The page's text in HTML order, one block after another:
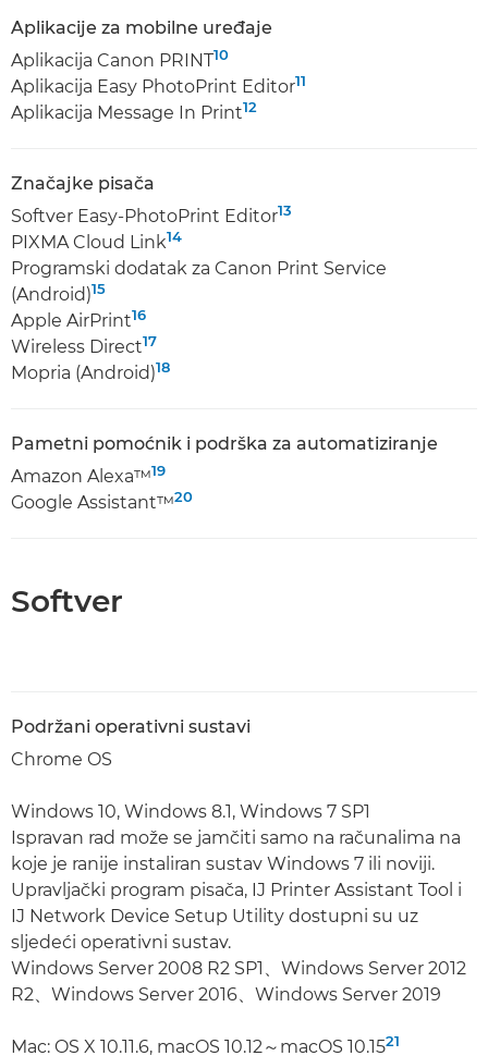
Aplikacije za mobilne uređaje
Aplikacija Canon PRINT10
Aplikacija Easy PhotoPrint Editor11
Aplikacija Message In Print12
Značajke pisača
Softver Easy-PhotoPrint Editor13
PIXMA Cloud Link14
Programski dodatak za Canon Print Service
(Android)15
Apple AirPrint16
Wireless Direct17
Mopria (Android)18
Pametni pomoćnik i podrška za automatiziranje
Amazon Alexa™19
Google Assistant™20
Softver
Podržani operativni sustavi
Chrome OS
Windows 10, Windows 8.1, Windows 7 SP1
Ispravan rad može se jamčiti samo na računalima na
koje je ranije instaliran sustav Windows 7 ili noviji.
Upravljački program pisača, IJ Printer Assistant Tool i
IJ Network Device Setup Utility dostupni su uz
sljedeći operativni sustav.
Windows Server 2008 R2 SP1、Windows Server 2012
R2、Windows Server 2016、Windows Server 2019
Mac: OS X 10.11.6, macOS 10.12～macOS 10.1521